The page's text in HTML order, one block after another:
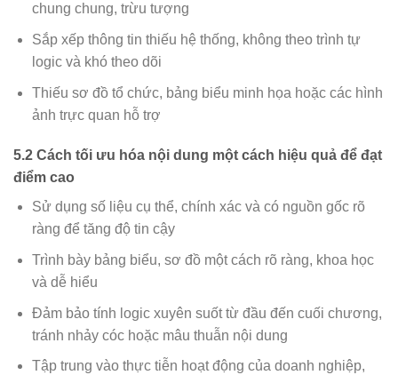
chung chung, trừu tượng
Sắp xếp thông tin thiếu hệ thống, không theo trình tự
logic và khó theo dõi
Thiếu sơ đồ tổ chức, bảng biểu minh họa hoặc các hình
ảnh trực quan hỗ trợ
5.2 Cách tối ưu hóa nội dung một cách hiệu quả để đạt
điểm cao
Sử dụng số liệu cụ thể, chính xác và có nguồn gốc rõ
ràng để tăng độ tin cậy
Trình bày bảng biểu, sơ đồ một cách rõ ràng, khoa học
và dễ hiểu
Đảm bảo tính logic xuyên suốt từ đầu đến cuối chương,
tránh nhảy cóc hoặc mâu thuẫn nội dung
Tập trung vào thực tiễn hoạt động của doanh nghiệp,